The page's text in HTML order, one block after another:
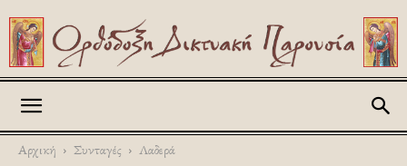
Αρχική Συνταγές Λαδερά